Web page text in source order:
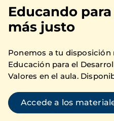
Educando
más justo
Ponemos a tu disposición
Educación para el
Valores en el aula.
Accede a los